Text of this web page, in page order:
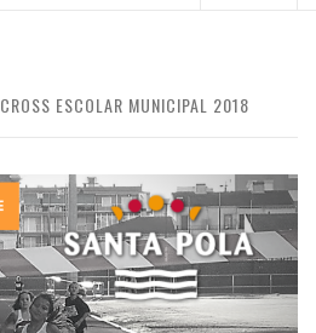
CROSS ESCOLAR MUNICIPAL 2018